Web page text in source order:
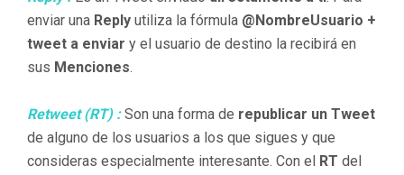
enviar una Reply utiliza la fórmula @ NombreUsuario +
tweet a enviar y el usuario de destino la recibirá en
sus Menciones.
Retweet (RT) : Son una forma de republicar un Tweet
de alguno de los usuarios a los que sigues y que
consideras especialmente interesante. Con el
RT del